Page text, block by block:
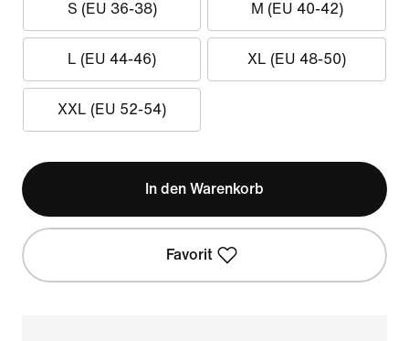
S (EU 36-38) M (EU 40-42)
L (EU 44-46) XL (EU 48-50)
XXL (EU 52-54)
In den Warenkorb
Favorit